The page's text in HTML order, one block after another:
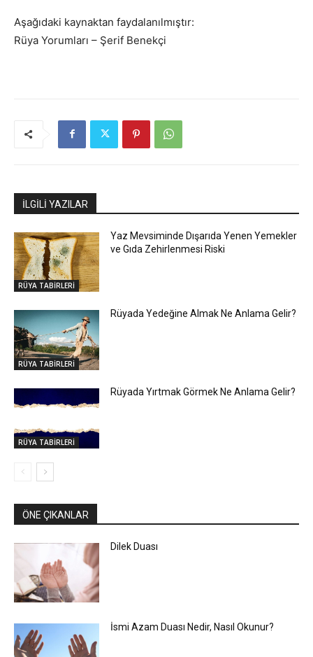
Aşağıdaki kaynaktan faydalanılmıştır:
Rüya Yorumları – Şerif Benekçi
İLGİLİ YAZILAR
RÜYA TABİRLERİ
Yaz Mevsiminde Dışarıda Yenen Yemekler
ve Gıda Zehirlenmesi Riski
RÜYA TABİRLERİ
Rüyada Yedeğine Almak Ne Anlama Gelir?
RÜYA TABİRLERİ
Rüyada Yırtmak Görmek Ne Anlama Gelir?
ÖNE ÇIKANLAR
Dilek Duası
İsmi Azam Duası Nedir, Nasıl Okunur?